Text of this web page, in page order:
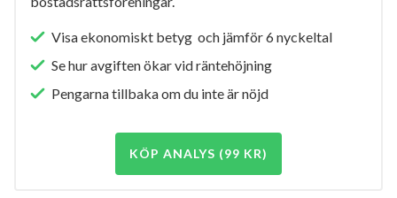
Visa ekonomiskt betyg och jämför 6 nyckeltal
Se hur avgiften ökar vid räntehöjning
Pengarna tillbaka om du inte är nöjd
KÖP ANALYS (99 KR)